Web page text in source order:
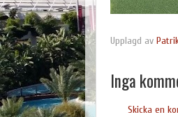
Upplagd av
Inga
Skicka en